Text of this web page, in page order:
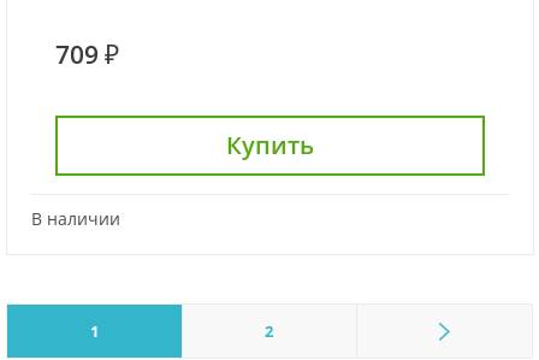
709 ₽
Купить
В наличии
1 2